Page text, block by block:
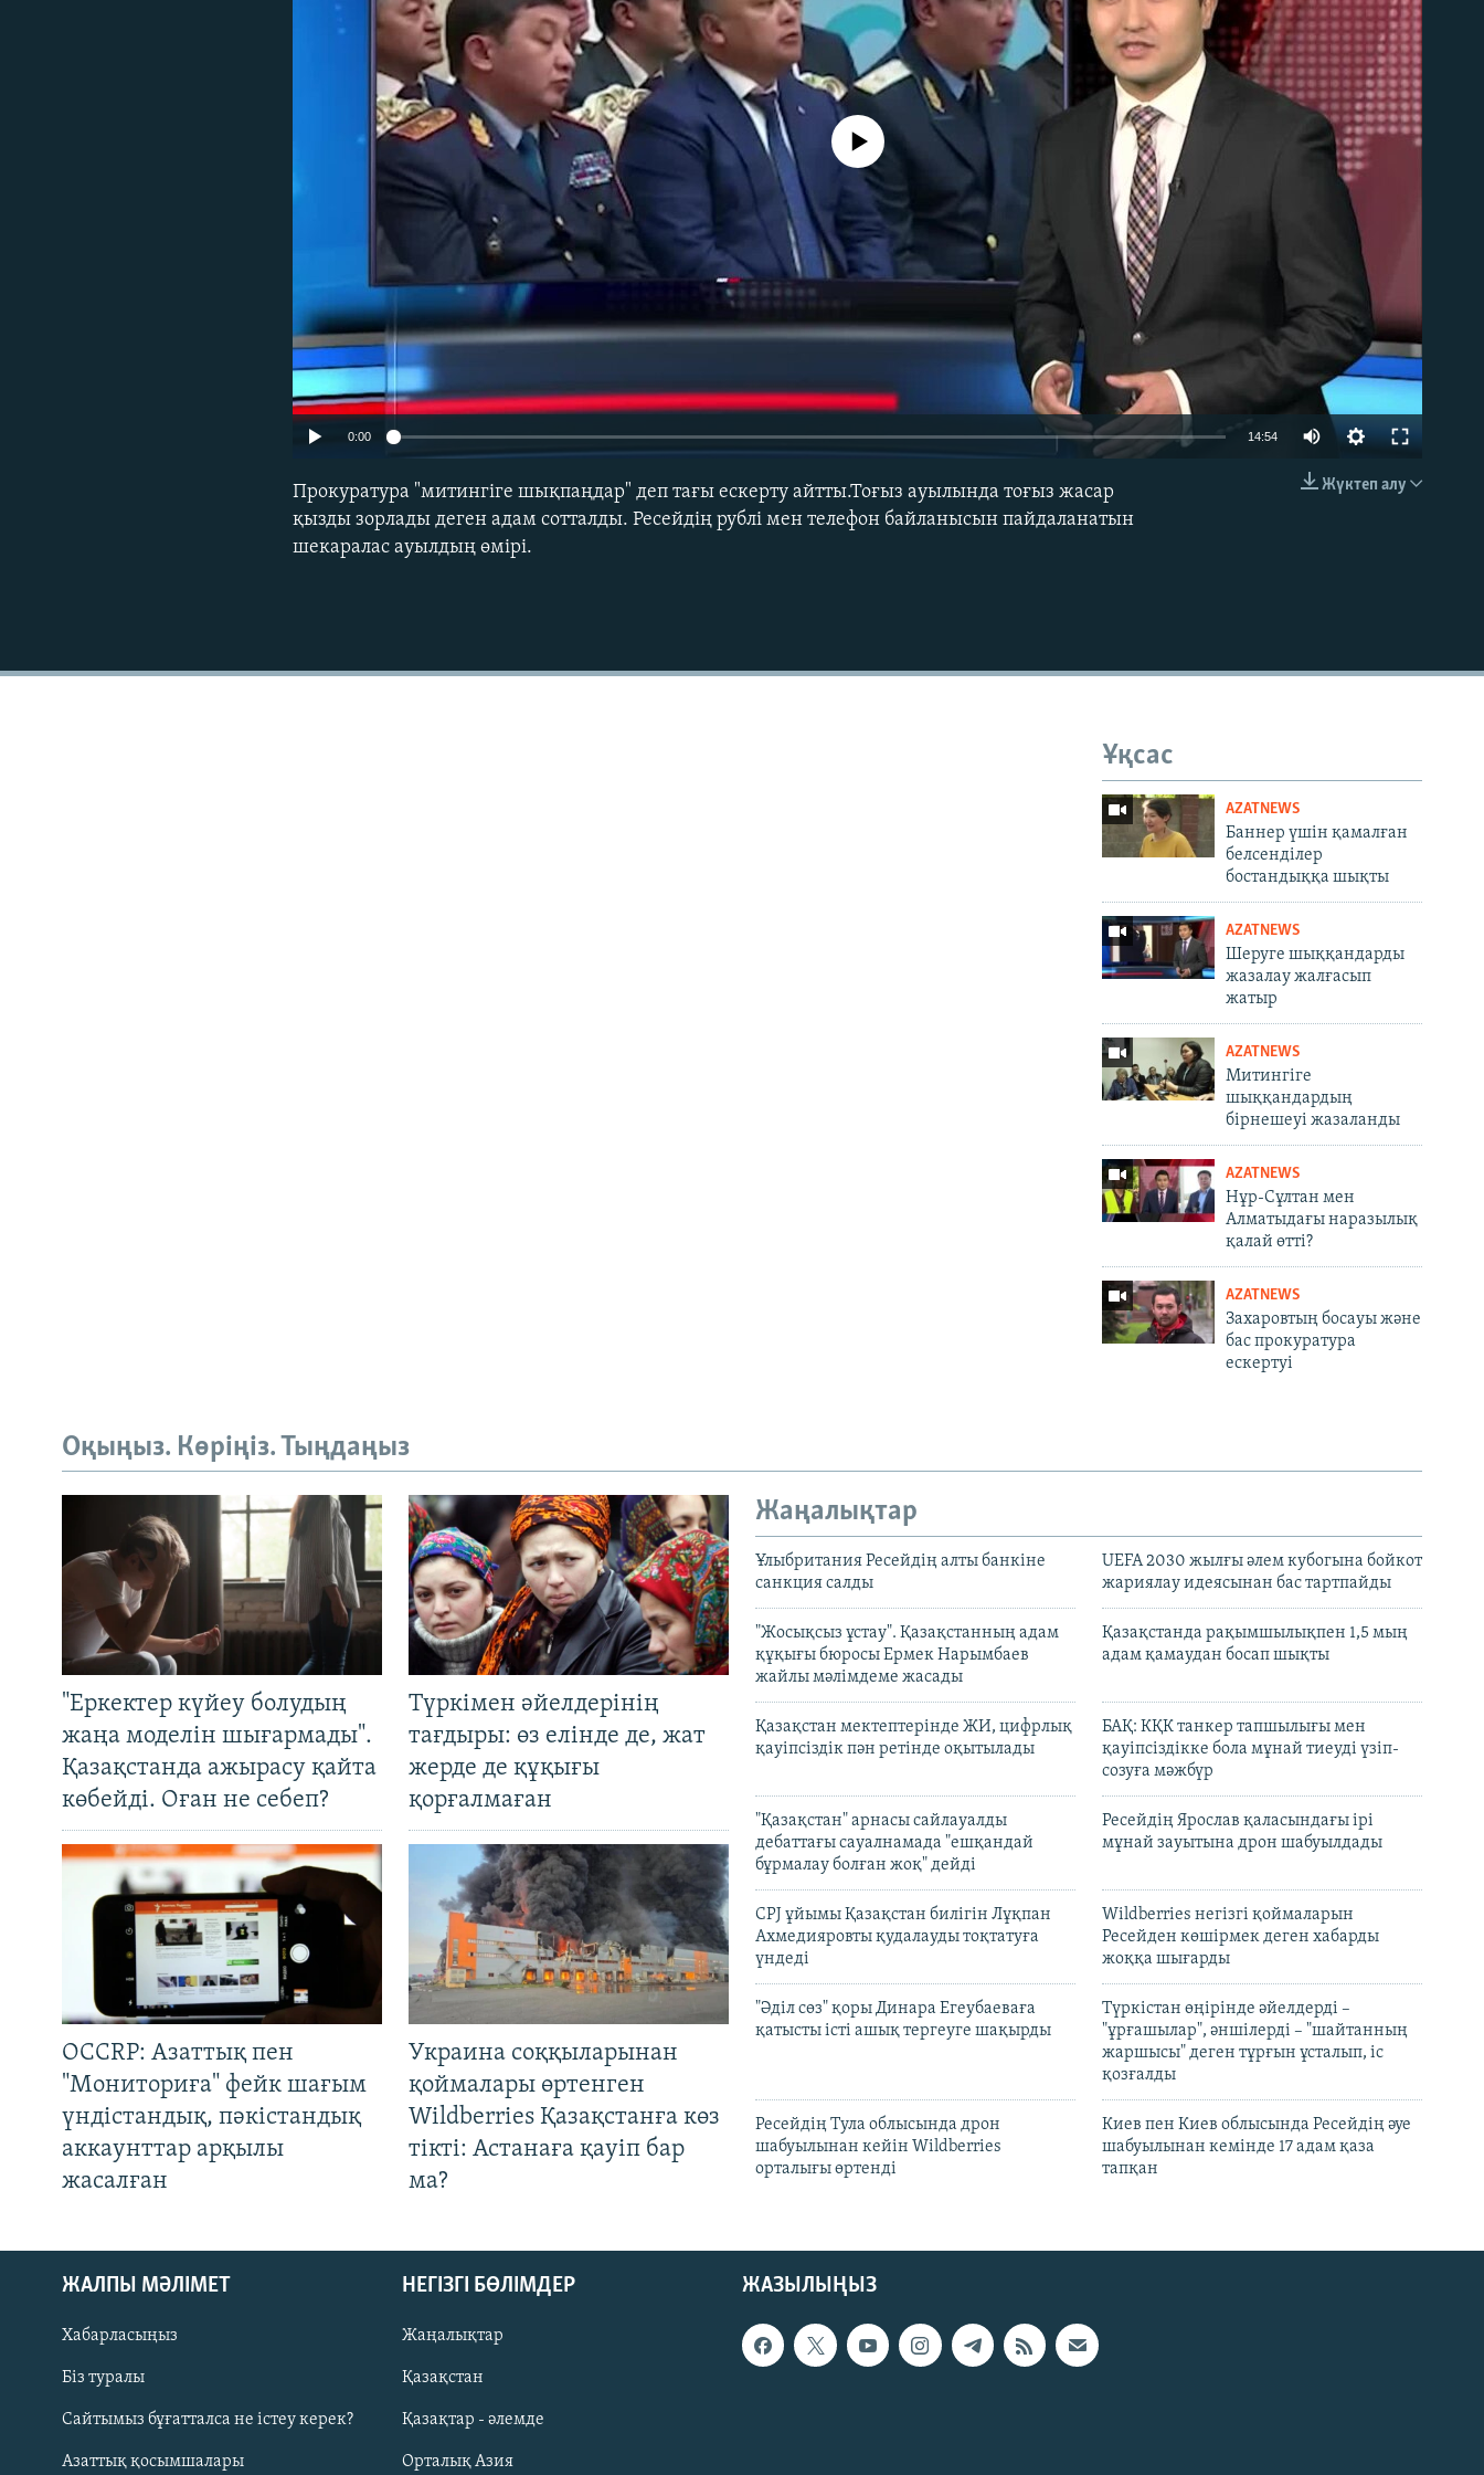
Русский
ЖАЗЫЛЫҢЫЗ
EMBED
No media source currently available
0:00 14:54
Жүктеп алу
Прокуратура "митингіге шықпаңдар" деп тағы ескерту айтты.Тоғыз ауылында тоғыз жасар
қызды зорлады деген адам сотталды. Ресейдің рублі мен телефон байланысын пайдаланатын
шекаралас ауылдың өмірі.
Ұқсас
AZATNEWS
Баннер үшін қамалған
белсенділер
бостандыққа шықты
AZATNEWS
Шеруге шыққандарды
жазалау жалғасып
жатыр
AZATNEWS
Митингіге
шыққандардың
бірнешеуі жазаланды
AZATNEWS
Нұр-Сұлтан мен
Алматыдағы наразылық
қалай өтті?
AZATNEWS
Захаровтың босауы және
бас прокуратура
ескертуі
Оқыңыз. Көріңіз. Тыңдаңыз
"Еркектер күйеу болудың
жаңа моделін шығармады".
Қазақстанда ажырасу қайта
көбейді. Оған не себеп?
Түркімен әйелдерінің
тағдыры: өз елінде де, жат
жерде де құқығы
қорғалмаған
OCCRP: Азаттық пен
"Мониториға" фейк шағым
үндістандық, пәкістандық
аккаунттар арқылы
жасалған
Украина соққыларынан
қоймалары өртенген
Wildberries Қазақстанға көз
тікті: Астанаға қауіп бар
ма?
Жаңалықтар
Ұлыбритания Ресейдің алты банкіне
санкция салды
UEFA 2030 жылғы әлем кубогына бойкот
жариялау идеясынан бас тартпайды
"Жосықсыз ұстау". Қазақстанның адам
құқығы бюросы Ермек Нарымбаев
жайлы мәлімдеме жасады
Қазақстанда рақымшылықпен 1,5 мың
адам қамаудан босап шықты
Қазақстан мектептерінде ЖИ, цифрлық
қауіпсіздік пән ретінде оқытылады
БАҚ: КҚК танкер тапшылығы мен
қауіпсіздікке бола мұнай тиеуді үзіп-
созуға мәжбүр
"Қазақстан" арнасы сайлауалды
дебаттағы сауалнамада "ешқандай
бұрмалау болған жоқ" дейді
Ресейдің Ярослав қаласындағы ірі
мұнай зауытына дрон шабуылдады
CPJ ұйымы Қазақстан билігін Лұқпан
Ахмедияровты қудалауды тоқтатуға
үндеді
Wildberries негізгі қоймаларын
Ресейден көшірмек деген хабарды
жоққа шығарды
"Әділ сөз" қоры Динара Егеубаеваға
қатысты істі ашық тергеуге шақырды
Түркістан өңірінде әйелдерді –
"ұрғашылар", әншілерді – "шайтанның
жаршысы" деген тұрғын ұсталып, іс
қозғалды
Ресейдің Тула облысында дрон
шабуылынан кейін Wildberries
орталығы өртенді
Киев пен Киев облысында Ресейдің әуе
шабуылынан кемінде 17 адам қаза
тапқан
ЖАЗЫЛЫҢЫЗ
ЖАЛПЫ МӘЛІМЕТ
Хабарласыңыз
Біз туралы
Сайтымыз бұғатталса не істеу керек?
Азаттық қосымшалары
НЕГІЗГІ БӨЛІМДЕР
Жаңалықтар
Қазақстан
Қазақтар - әлемде
Орталық Азия